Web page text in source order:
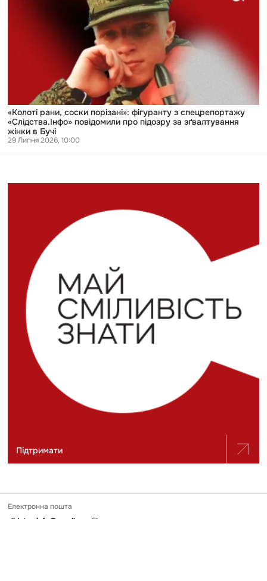
зґвалтування
жінки
Бучі
«Колоті рани, соски порізані»: фігуранту з спецрепортажу
«Слідства.Інфо» повідомили про підозру за зґвалтування
жінки в Бучі
29 Липня 2026, 10:00
Підтримати
Електронна пошта
slidstvo.info@gmail.com